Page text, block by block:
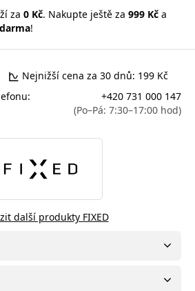
za 0 Kč. Nakupte ještě za 999 Kč a
!
Nejnižší cena za 30 dnů: 199 Kč
+420 731 000 147
(Po–Pá: 7:30–17:00 hod)
další produkty FIXED